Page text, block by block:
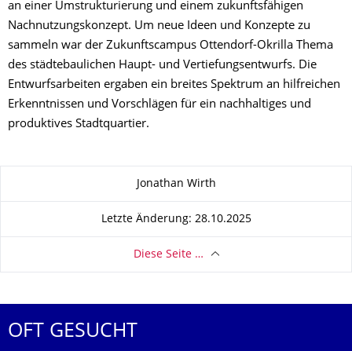
an einer Umstrukturierung und einem zukunftsfähigen
Nachnutzungskonzept. Um neue Ideen und Konzepte zu
sammeln war der Zukunftscampus Ottendorf-Okrilla Thema
des städtebaulichen Haupt- und Vertiefungsentwurfs. Die
Entwurfsarbeiten ergaben ein breites Spektrum an hilfreichen
Erkenntnissen und Vorschlägen für ein nachhaltiges und
produktives Stadtquartier.
Jonathan Wirth
Letzte Änderung: 28.10.2025
Diese Seite …
OFT GESUCHT